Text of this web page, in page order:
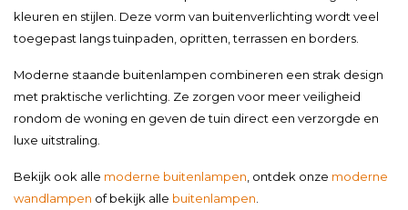
kleuren en stijlen. Deze vorm van buitenverlichting wordt veel
toegepast langs tuinpaden, opritten, terrassen en borders.
Moderne staande buitenlampen combineren een strak design
met praktische verlichting. Ze zorgen voor meer veiligheid
rondom de woning en geven de tuin direct een verzorgde en
luxe uitstraling.
Bekijk ook alle moderne buitenlampen , ontdek onze moderne
wandlampen of bekijk alle buitenlampen